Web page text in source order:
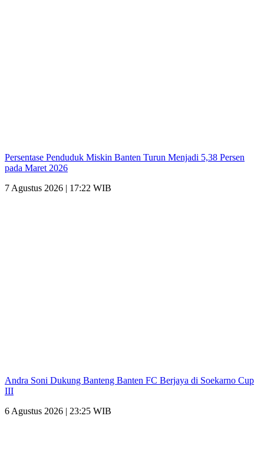
Persentase Penduduk Miskin Banten Turun Menjadi 5,38 Persen
pada Maret 2026
7 Agustus 2026 | 17:22 WIB
Andra Soni Dukung Banteng Banten FC Berjaya di Soekarno Cup
III
6 Agustus 2026 | 23:25 WIB